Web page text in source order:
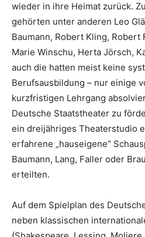
wieder in ihre Heimat zurück.
gehörten unter anderen Leo
Baumann, Robert Kling, Robert
Marie Winschu, Herta Jörsch,
auch die hatten meist keine
Berufsausbildung – nur einige
kurzfristigen Lehrgang
Deutsche Staatstheater zu
ein dreijähriges Theaterstudio
erfahrene „hauseigene“
Baumann, Lang, Faller oder
erteilten.
Auf dem Spielplan des
neben klassischen